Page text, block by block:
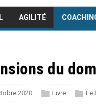
AGILITÉ
du
2020 Livre Le